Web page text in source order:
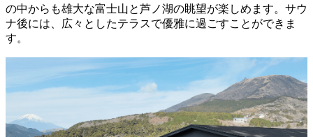
の中からも雄大な富士山と芦ノ湖の眺望が楽しめます。サウ
ナ後には、広々としたテラスで優雅に過ごすことができま
す。